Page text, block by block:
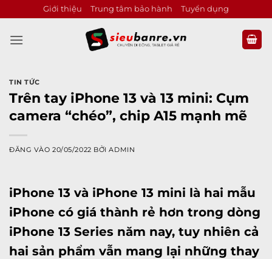
qua
nội
Giới thiệu Trung tâm bảo hành Tuyển dụng
TIN TỨC
Trên tay iPhone 13 và 13 mini: Cụm
camera “chéo”, chip A15 mạnh mẽ
ĐĂNG VÀO20/05/2022 BỞIADMIN
iPhone 13 và iPhone 13 mini là hai mẫu
iPhone có giá thành rẻ hơn trong dòng
iPhone 13 Series năm nay, tuy nhiên cả
hai sản phẩm vẫn mang lại những thay